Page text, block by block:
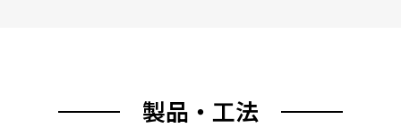
製品・工法